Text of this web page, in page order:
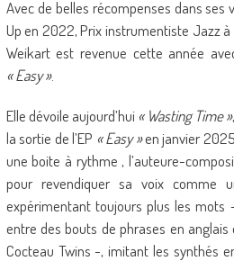
Avec de belles récompenses dans ses
Up en 2022, Prix instrumentiste Jazz
Weikart est revenue cette année
« Easy ».
Elle dévoile aujourd’hui« Wasting Time »
la sortie de l’EP « Easy »en janvier
une boite à rythme , l’auteure-
pour revendiquer sa voix comme
expérimentant toujours plus les mots
entre des bouts de phrases en
Cocteau Twins -, imitant les synthés